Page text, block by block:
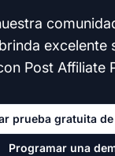
excelente
Post Affiliate
prueba gratuita
Programar una